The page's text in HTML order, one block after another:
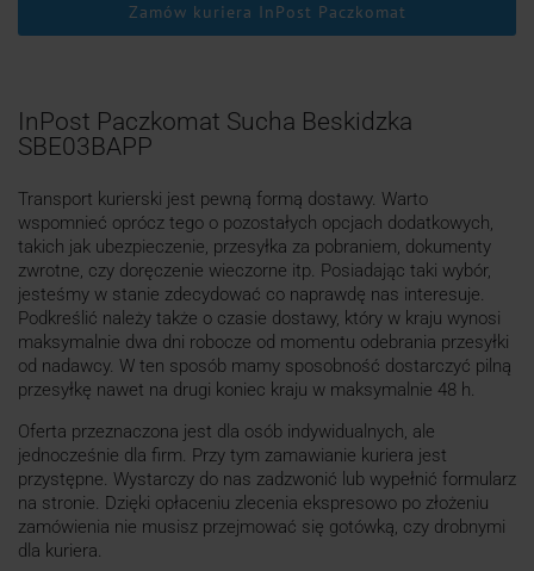
Zamów kuriera InPost Paczkomat
InPost Paczkomat Sucha Beskidzka
SBE03BAPP
Transport kurierski jest pewną formą dostawy. Warto
wspomnieć oprócz tego o pozostałych opcjach dodatkowych,
takich jak ubezpieczenie, przesyłka za pobraniem, dokumenty
zwrotne, czy doręczenie wieczorne itp. Posiadając taki wybór,
jesteśmy w stanie zdecydować co naprawdę nas interesuje.
Podkreślić należy także o czasie dostawy, który w kraju wynosi
maksymalnie dwa dni robocze od momentu odebrania przesyłki
od nadawcy. W ten sposób mamy sposobność dostarczyć pilną
przesyłkę nawet na drugi koniec kraju w maksymalnie 48 h.
Oferta przeznaczona jest dla osób indywidualnych, ale
jednocześnie dla firm. Przy tym zamawianie kuriera jest
przystępne. Wystarczy do nas zadzwonić lub wypełnić formularz
na stronie. Dzięki opłaceniu zlecenia ekspresowo po złożeniu
zamówienia nie musisz przejmować się gotówką, czy drobnymi
dla kuriera.